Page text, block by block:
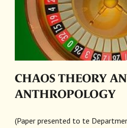
CHAOS THEORY
ANTHROPOLOGY
(Paper presented to te